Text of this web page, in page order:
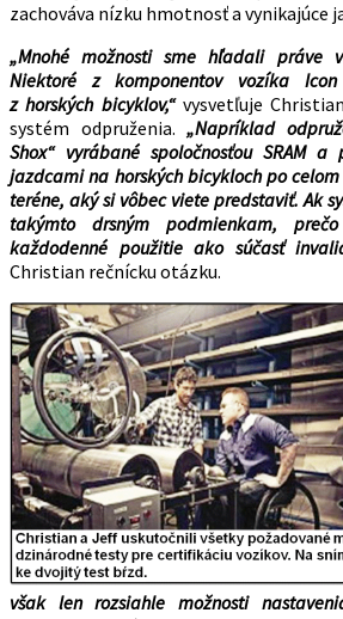
zachováva nízku hmotnosť a vynikajúce
„Mnohé možnosti sme hľadali práve
Niektoré z komponentov vozíka
z horských bicyklov,“vysvetľuje
systém odpruženia.„Napríklad
Shox“ vyrábané spoločnosťou SRAM a
jazdcami na horských bicykloch po
teréne, aký si vôbec viete predstaviť. Ak
takýmto drsným podmienkam,
každodenné použitie ako súčasť
Christian rečnícku otázku.
však len rozsiahle možnosti